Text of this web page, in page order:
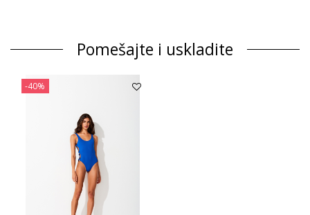
Pomešajte i uskladite
-40%